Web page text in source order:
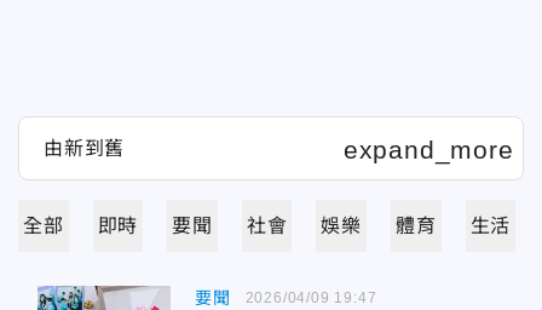
全部 即時 要聞 社會 娛樂 體育 生活
要聞 2026/04/09 19:47